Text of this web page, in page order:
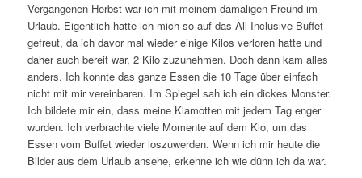
Vergangenen Herbst war ich mit meinem damaligen Freund im
Urlaub. Eigentlich hatte ich mich so auf das All Inclusive Buffet
gefreut, da ich davor mal wieder einige Kilos verloren hatte und
daher auch bereit war, 2 Kilo zuzunehmen. Doch dann kam alles
anders. Ich konnte das ganze Essen die 10 Tage über einfach
nicht mit mir vereinbaren. Im Spiegel sah ich ein dickes Monster.
Ich bildete mir ein, dass meine Klamotten mit jedem Tag enger
wurden. Ich verbrachte viele Momente auf dem Klo, um das
Essen vom Buffet wieder loszuwerden. Wenn ich mir heute die
Bilder aus dem Urlaub ansehe, erkenne ich wie dünn ich da war.